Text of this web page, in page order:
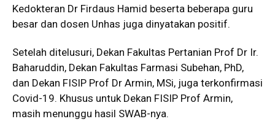
Kedokteran Dr Firdaus Hamid beserta beberapa guru
besar dan dosen Unhas juga dinyatakan positif.
Setelah ditelusuri, Dekan Fakultas Pertanian Prof Dr Ir.
Baharuddin, Dekan Fakultas Farmasi Subehan, PhD,
dan Dekan FISIP Prof Dr Armin, MSi, juga terkonfirmasi
Covid-19. Khusus untuk Dekan FISIP Prof Armin,
masih menunggu hasil SWAB-nya.